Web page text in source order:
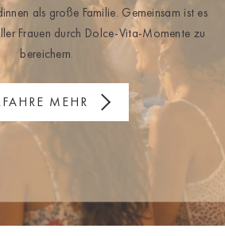
als große Familie. Gemeinsam ist es
Frauen durch Dolce-Vita-Momente zu
bereichern.
MEHR